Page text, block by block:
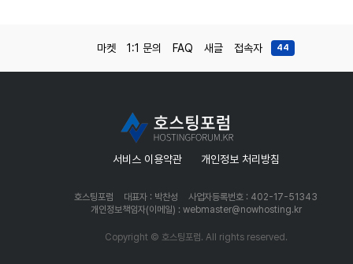
마켓 1:1 문의 FAQ 새글 접속자 44
서비스 이용약관 개인정보 처리방침
호스팅포럼 대표자 : 박찬성
사업자등록번호 : 402-17-51343
개인정보책임자(이메일) : webmaster@nowhosting.kr
Copyright © 호스팅포럼. All rights reserved.